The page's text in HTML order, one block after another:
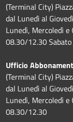
(Terminal City)
dal Lunedì al
Lunedì, Mercoledì
08.30/12.30
Ufficio
(Terminal City)
dal Lunedì al
Lunedì, Mercoledì
08.30/12.30